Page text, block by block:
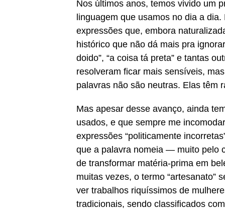
Nos últimos anos, temos vivido um
linguagem que usamos no dia a
expressões que, embora
histórico que não dá mais pra
doido”, “a coisa tá preta” e tantas
resolveram ficar mais sensíveis,
palavras não são neutras. Elas têm
Mas apesar desse avanço, ainda
usados, e que sempre me
expressões “politicamente
que a palavra nomeia — muito pelo
de transformar matéria-prima em
muitas vezes, o termo “artesanato”
ver trabalhos riquíssimos de
tradicionais, sendo classificados